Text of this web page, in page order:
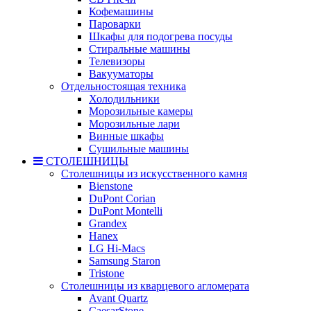
Кофемашины
Пароварки
Шкафы для подогрева посуды
Стиральные машины
Телевизоры
Вакууматоры
Отдельностоящая техника
Холодильники
Морозильные камеры
Морозильные лари
Винные шкафы
Сушильные машины
СТОЛЕШНИЦЫ
Столешницы из искусственного камня
Bienstone
DuPont Corian
DuPont Montelli
Grandex
Hanex
LG Hi-Macs
Samsung Staron
Tristone
Столешницы из кварцевого агломерата
Avant Quartz